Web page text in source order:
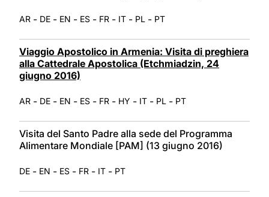
AR - DE - EN - ES - FR - IT - PL - PT
Viaggio Apostolico in Armenia: Visita di preghiera
alla Cattedrale Apostolica (Etchmiadzin, 24
giugno 2016)
AR - DE - EN - ES - FR - HY - IT - PL - PT
Visita del Santo Padre alla sede del Programma
Alimentare Mondiale [PAM] (13 giugno 2016)
DE - EN - ES - FR - IT - PT